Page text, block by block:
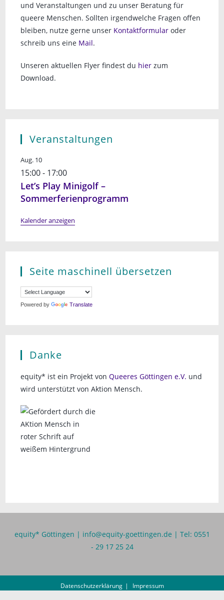
und Veranstaltungen und zu unser Beratung für
queere Menschen. Sollten irgendwelche Fragen offen
bleiben, nutze gerne unser Kontaktformular oder
schreib uns eine Mail.
Unseren aktuellen Flyer findest du hier zum
Download.
Veranstaltungen
Aug. 10
15:00- 17:00
Let’s Play Minigolf –
Sommerferienprogramm
Kalender anzeigen
Seite maschinell übersetzen
Powered by Translate
Danke
equity* ist ein Projekt vonQueeres Göttingen e.V. und
wird unterstützt von Aktion Mensch.
equity* Göttingen | info@equity-goettingen.de | Tel: 0551
- 29 17 25 24
Datenschutzerklärung Impressum